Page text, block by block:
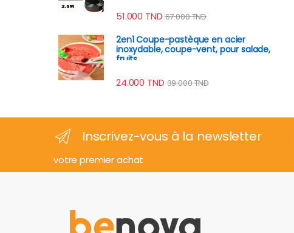
51.000 TND 67.000TND
2en1 Coupe-pastèque en acier
inoxydable, coupe-vent, pour salade,
fruits
24.000 TND 39.000TND
Inscrivez-vous à la newsletter
votre premier achat